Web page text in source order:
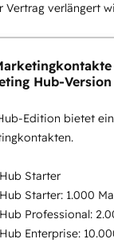
Vertrag verlängert
Hub-Version
Edition bietet
Starter
Starter: 1.000
Professional:
Enterprise: